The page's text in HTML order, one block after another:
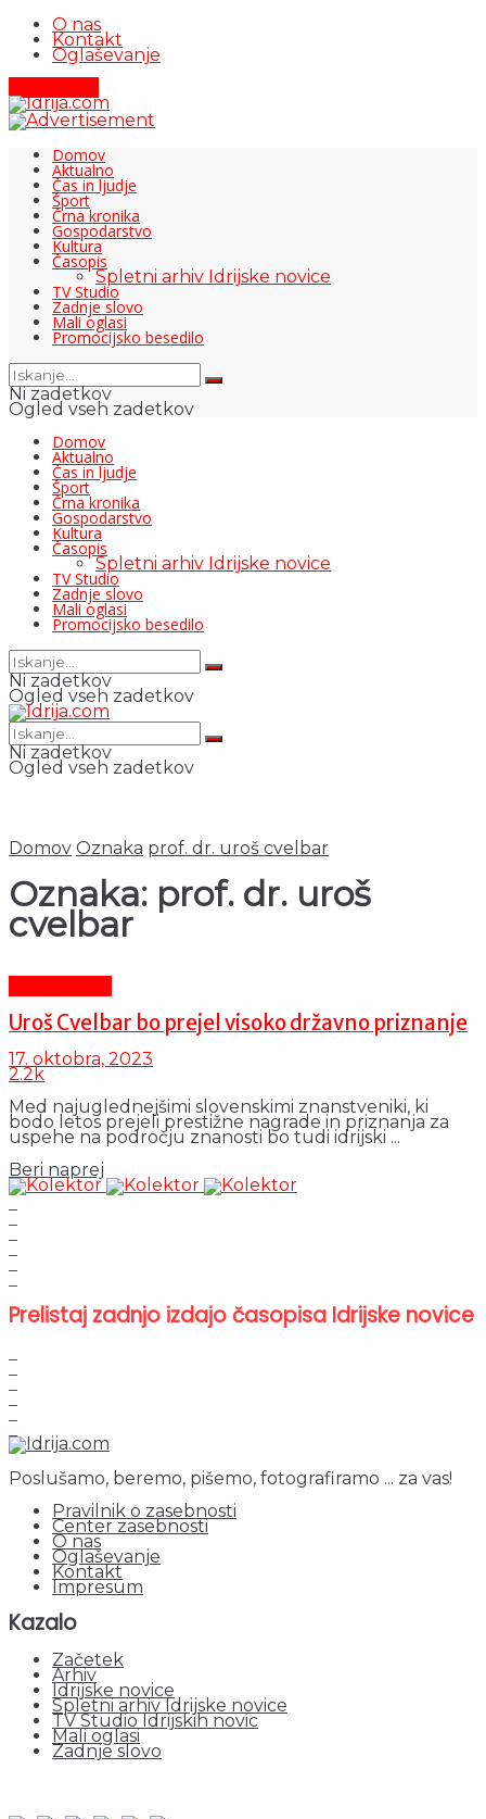
O nas
Kontakt
Oglaševanje
Domov
Aktualno
Čas in ljudje
Šport
Črna kronika
Gospodarstvo
Kultura
Časopis
Spletni arhiv Idrijske novice
TV Studio
Zadnje slovo
Mali oglasi
Promocijsko besedilo
Ni zadetkov
Ogled vseh zadetkov
Domov
Aktualno
Čas in ljudje
Šport
Črna kronika
Gospodarstvo
Kultura
Časopis
Spletni arhiv Idrijske novice
TV Studio
Zadnje slovo
Mali oglasi
Promocijsko besedilo
Ni zadetkov
Ogled vseh zadetkov
Ni zadetkov
Ogled vseh zadetkov
Domov Oznaka prof. dr. uroš cvelbar
Oznaka: prof. dr. uroš
cvelbar
Uroš Cvelbar bo prejel visoko državno priznanje
17. oktobra, 2023
2.2k
Med najuglednejšimi slovenskimi znanstveniki, ki
bodo letos prejeli prestižne nagrade in priznanja za
uspehe na področju znanosti bo tudi idrijski ...
Beri naprej
Prelistaj zadnjo izdajo časopisa Idrijske novice
Poslušamo, beremo, pišemo, fotografiramo ... za vas!
Pravilnik o zasebnosti
Center zasebnosti
O nas
Oglaševanje
Kontakt
Impresum
Kazalo
Začetek
Arhiv
Idrijske novice
Spletni arhiv Idrijske novice
TV Studio Idrijskih novic
Mali oglasi
Zadnje slovo